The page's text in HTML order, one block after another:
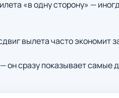
«в одну сторону» —
вылета часто экономит
он сразу показывает самые